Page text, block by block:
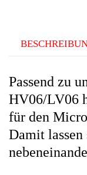
Passend zu
HV06/LV06
für den
Damit lassen